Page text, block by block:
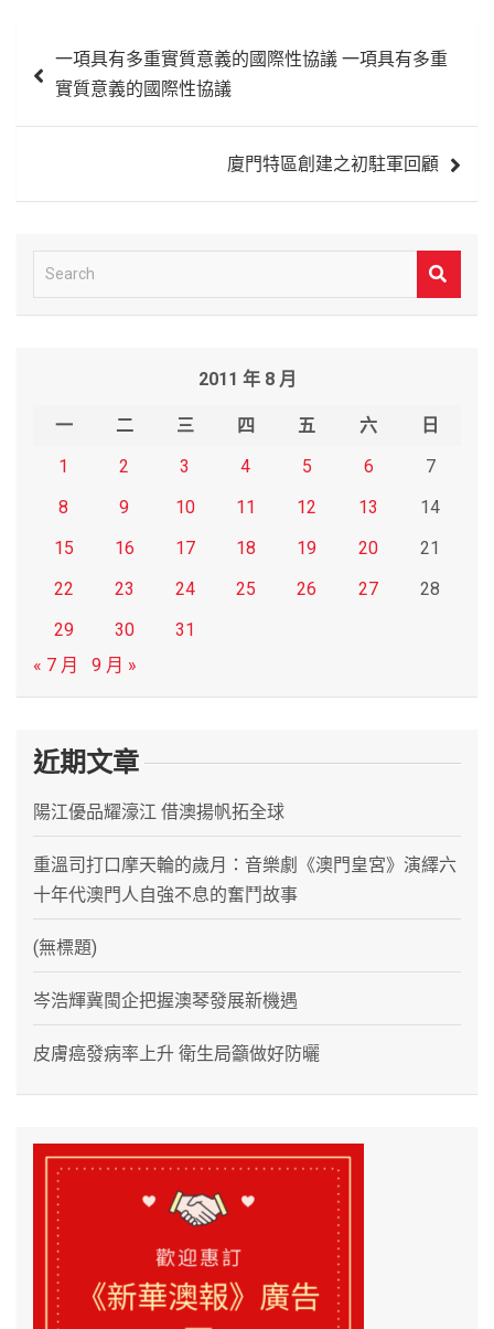
章 一項具有多重實質意義的國際性協議 一項具有多重
實質意義的國際性協議
廈門特區創建之初駐軍回顧
e
2011 年 8 月
一 二 三 四 五 六
日
1
2 3 4 5 6
7
8
9 10 11 12 13
14
15
16 17 18 19 20
21
22
23 24 25 26 27
28
29
30
31
« 7 月
9 月 »
近期文章
陽江優品耀濠江 借澳揚帆拓全球
重溫司打口摩天輪的歲月：音樂劇《澳門皇宮》演繹六
十年代澳門人自強不息的奮鬥故事
(無標題)
岑浩輝冀閩企把握澳琴發展新機遇
皮膚癌發病率上升 衛生局籲做好防曬